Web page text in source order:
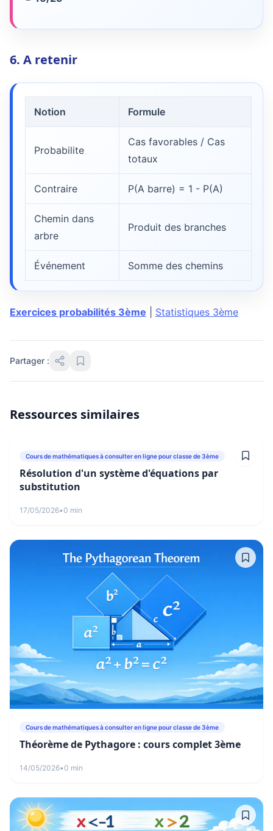
6. A retenir
Notion Formule
Probabilite
Cas favorables / Cas
totaux
Contraire P(A barre) = 1 - P(A)
Chemin dans
arbre
Produit des branches
Événement Somme des chemins
Exercices probabilités 3ème Statistiques 3ème
Partager :
Ressources similaires
Cours de mathématiques à consulter en ligne pour classe de 3ème
Résolution d'un système d'équations par
substitution
17/05/2026•0 min
Cours de mathématiques à consulter en ligne pour classe de 3ème
Théorème de Pythagore : cours complet 3ème
14/05/2026•0 min